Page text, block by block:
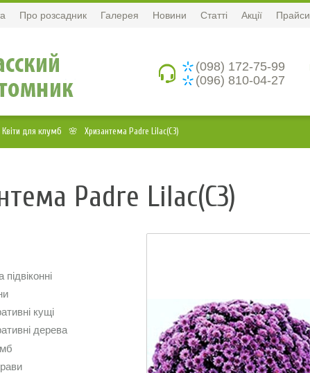
Про розсадник Галерея Новини Статті Акції Прайси
(098) 172-75-99
(096) 810-04-27
Квіти для клумб Хризантема Padre Lilac(С3)
Padre Lilac(С3)
кущі
дерева